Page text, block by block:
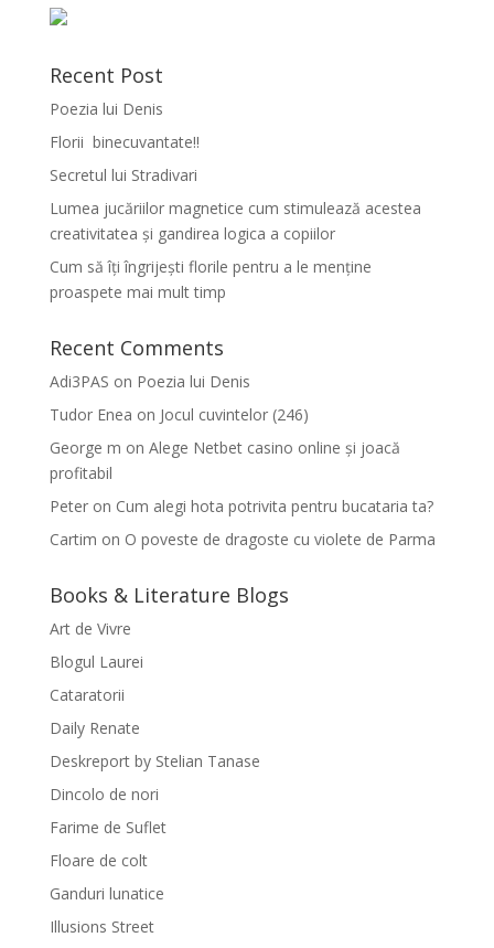
Recent Post
Poezia lui Denis
Florii binecuvantate!!
Secretul lui Stradivari
Lumea jucăriilor magnetice cum stimulează acestea
creativitatea și gandirea logica a copiilor
Cum să îți îngrijești florile pentru a le menține
proaspete mai mult timp
Recent Comments
Adi3PAS on Poezia lui Denis
Tudor Enea on Jocul cuvintelor (246)
George m on Alege Netbet casino online și joacă
profitabil
Peteron Cum alegi hota potrivita pentru bucataria ta?
Cartim on O poveste de dragoste cu violete de Parma
Books & Literature Blogs
Art de Vivre
Blogul Laurei
Cataratorii
Daily Renate
Deskreport by Stelian Tanase
Dincolo de nori
Farime de Suflet
Floare de colt
Ganduri lunatice
Illusions Street